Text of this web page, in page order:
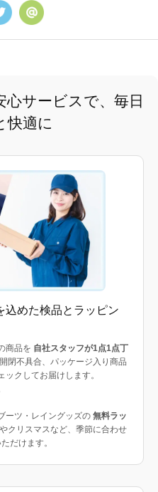
心サービスで、毎日
快適に
込めた検品とラッピン
商品を 自社スタッフが1点1点丁
閉不具合、パッケージ入り商品
クしてお届けします。
ーツ・レイングッズの 無料ラッ
クリスマスなど、季節に合わせ
だけます。